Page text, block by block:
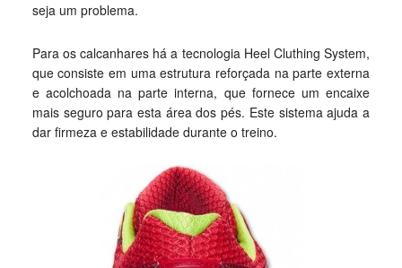
seja um problema.
Para os calcanhares há a tecnologia Heel Cluthing System,
que consiste em uma estrutura reforçada na parte externa
e acolchoada na parte interna, que fornece um encaixe
mais seguro para esta área dos pés. Este sistema ajuda a
dar firmeza e estabilidade durante o treino.